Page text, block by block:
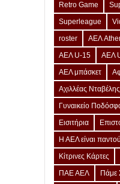
Retro Game
Superleague
roster
ΑΕΛ
ΑΕΛ U-15
ΑΕΛ
ΑΕΛ μπάσκετ
Αχιλλέας Νταβέλης
Γυναικείο
Εισιτήρια
Η ΑΕΛ είναι παντού
Κίτρινες Κάρτες
ΠΑΕ ΑΕΛ
Πάμε